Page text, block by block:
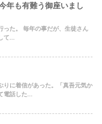
年も有難う御座いまし
った。 毎年の事だが、生徒さん
...
りに着信があった。「真吾元気か
話した...